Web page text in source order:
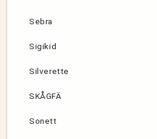
Sebra
Sigikid
Silverette
SKÅGFÄ
Sonett